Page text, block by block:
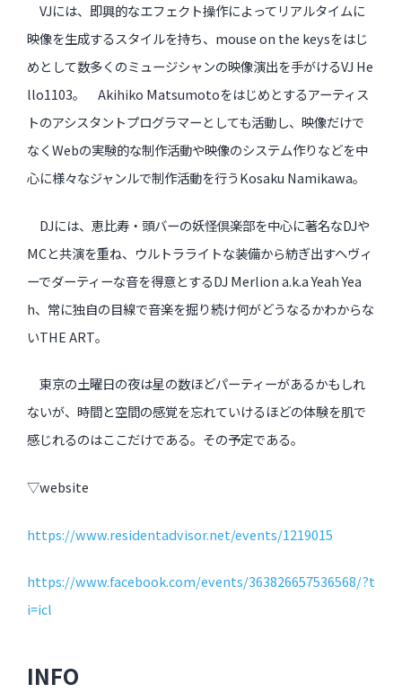
VJには、 即興的なエフェクト操作によってリアルタイムに
映像を生成するスタイルを持ち、mouse on the keysをはじ
めとして数多くのミュージシャンの映像演出を手がけるVJ He
llo1103。 Akihiko Matsumotoをはじめとするアーティス
トのアシスタントプログラマーとしても活動し、 映像だけで
なくWebの実験的な制作活動や映像のシステム作りなどを中
心に様々なジャンルで制作活動を行うKosaku Namikawa。
DJには、恵比寿・ 頭バーの妖怪倶楽部を中心に著名なDJや
MCと共演を重ね、 ウルトラライトな装備から紡ぎ出すヘヴィ
ーでダーティーな音を得意とするDJ Merlion a.k.a Yeah Yea
h、 常に独自の目線で音楽を掘り続け何がどうなるかわからな
いTHE ART。
東京の土曜日の夜は星の数ほどパーティーがあるかもしれ
ないが、 時間と空間の感覚を忘れていけるほどの体験を肌で
感じれるのはここだけである。その予定である。
▽website
https://www.residentadvisor.net/events/1219015
https://www.facebook.com/events/363826657536568/?t
i=icl
INFO